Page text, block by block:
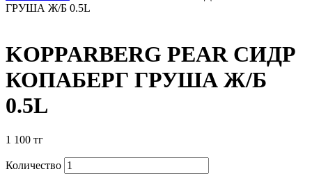
ГРУША Ж/Б 0.5L
KOPPARBERG PEAR СИДР
КОПАБЕРГ ГРУША Ж/Б
0.5L
1 100 тг
Количество